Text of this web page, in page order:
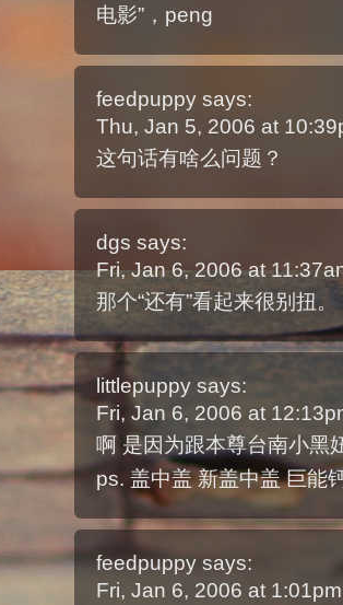
电影”，peng
feedpuppy says:
Thu, Jan 5, 2006 at
这句话有啥么问题？
dgs says:
Fri, Jan 6, 2006 at
那个“还有”看起来很别扭。
littlepuppy says:
Fri, Jan 6, 2006 at
啊 是因为跟本尊台南小
ps. 盖中盖 新盖中盖 巨能
feedpuppy says:
Fri, Jan 6, 2006 at